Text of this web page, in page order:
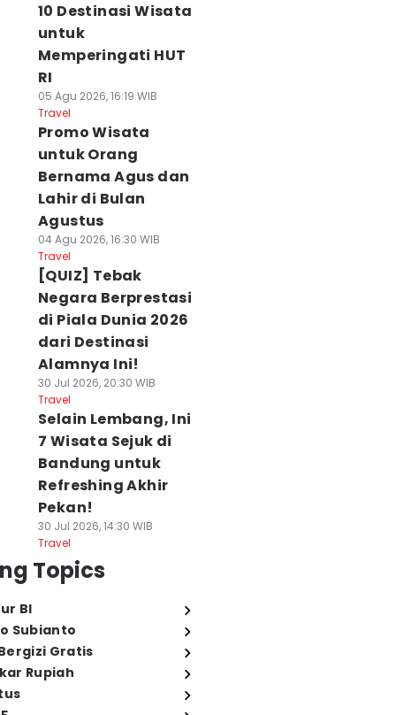
10 Destinasi Wisata
untuk
Memperingati HUT
RI
05 Agu 2026, 16:19 WIB
Travel
Promo Wisata
untuk Orang
Bernama Agus dan
Lahir di Bulan
Agustus
04 Agu 2026, 16:30 WIB
Travel
[QUIZ] Tebak
Negara Berprestasi
di Piala Dunia 2026
dari Destinasi
Alamnya Ini!
30 Jul 2026, 20:30 WIB
Travel
Selain Lembang, Ini
7 Wisata Sejuk di
Bandung untuk
Refreshing Akhir
Pekan!
30 Jul 2026, 14:30 WIB
Travel
Topics
BI
Subianto
Gratis
Rupiah